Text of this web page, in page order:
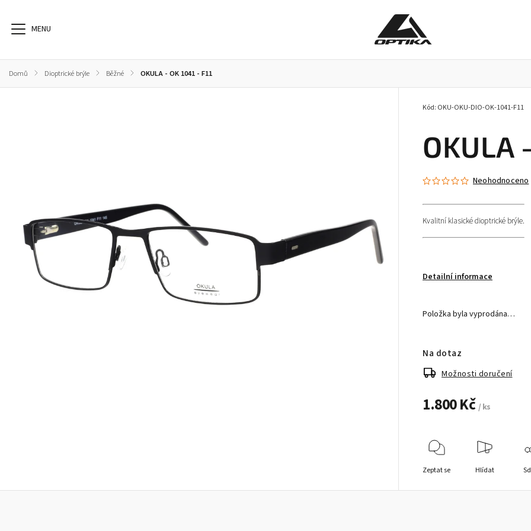
Domů / Dioptrické brýle / Běžné / OKULA - OK 1041 - F11
OKULA
Kód: OKU-OKU-DIO-OK-1041-F11
Neohodnoceno
Kvalitní klasické dioptrické brýle.
Detailní informace
Položka byla vyprodána…
1.800 Kč / ks
Na dotaz
Možnosti doručení
Zeptat se Hlídat